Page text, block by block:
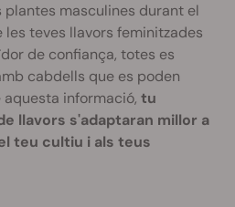
masculines durant el
les teves llavors feminitzades
de confiança, totes es
cabdells que es poden
informació, tu
llavors s'adaptaran millor a
teu cultiu i als teus